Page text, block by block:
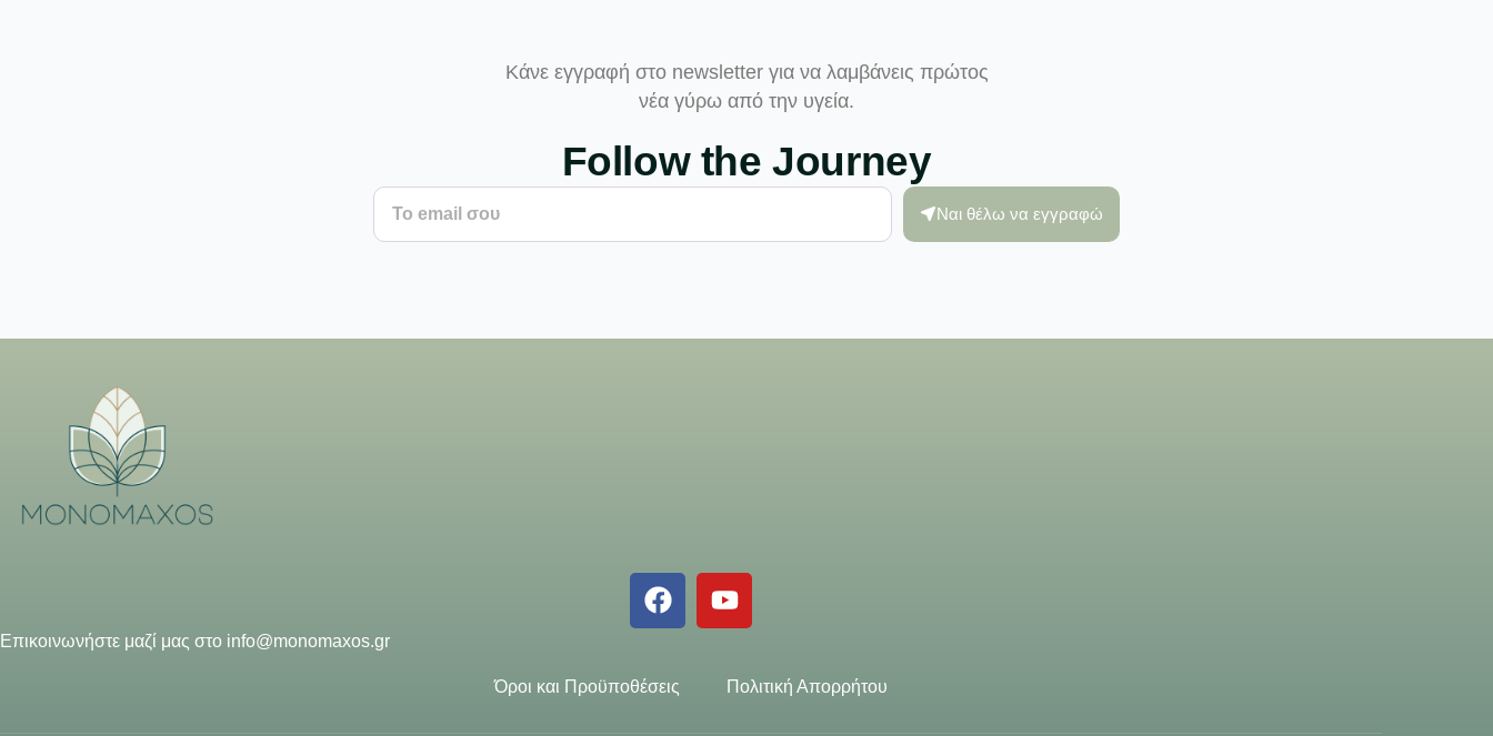
Κάνε εγγραφή στο newsletter για να λαμβάνεις πρώτος
νέα γύρω από την υγεία.
Follow the Journey
Ναι θέλω να εγγραφώ
Επικοινωνήστε μαζί μας στο info@monomaxos.gr
Όροι και Προϋποθέσεις Πολιτική Απορρήτου